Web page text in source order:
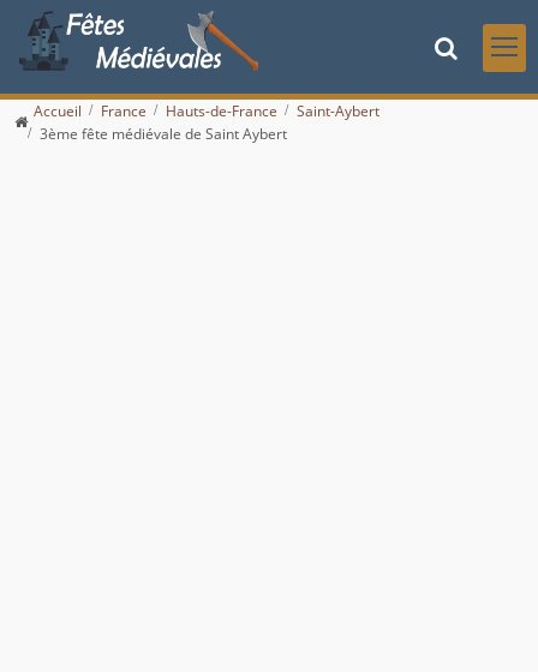
Accueil France Hauts-de-France
Saint-Aybert
3ème fête médiévale de Saint Aybert